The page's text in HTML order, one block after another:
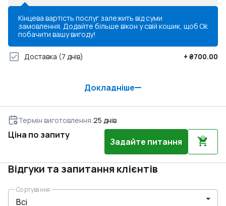
Кінцева вартість послуг залежить від суми
замовлення. Додайте більше вікон у свій кошик, щоб
побачити вашу вигоду!
Ok
Доставка (7 днів) + ₴700.00
Докладніше
Термін виготовлення:25 днів
Ціна по запиту
Задайте питання
Відгуки та запитання клієнтів
Сортування